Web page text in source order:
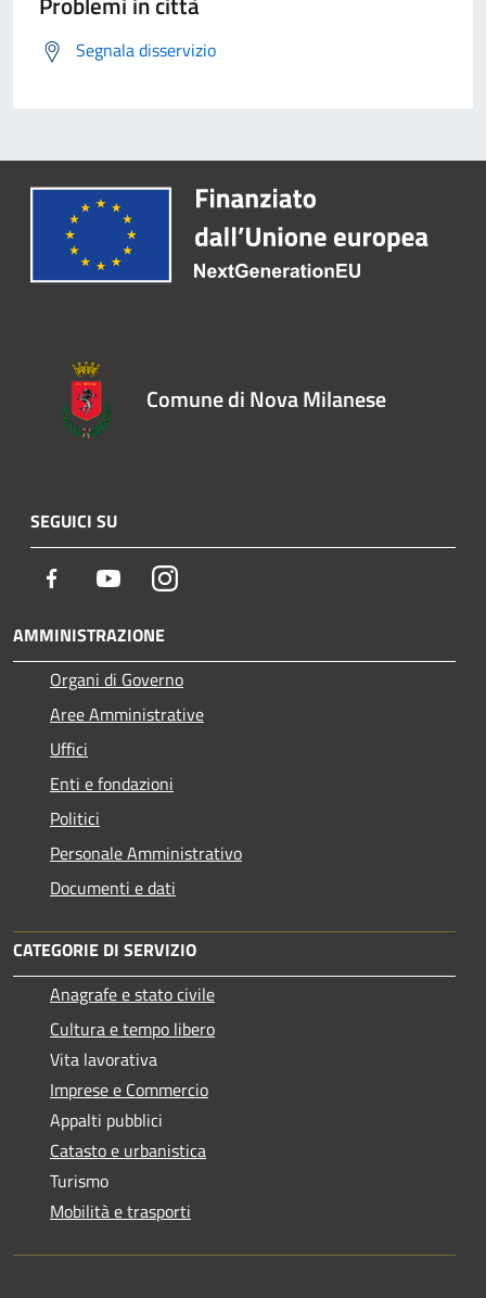
Segnala disservizio
Comune di Nova Milanese
SEGUICI SU
Facebook YoutubeInstagram
AMMINISTRAZIONE
Organi di Governo
Aree Amministrative
Uffici
Enti e fondazioni
Politici
Personale Amministrativo
Documenti e dati
CATEGORIE DI SERVIZIO
Anagrafe e stato civile
Cultura e tempo libero
Vita lavorativa
Imprese e Commercio
Appalti pubblici
Catasto e urbanistica
Turismo
Mobilità e trasporti